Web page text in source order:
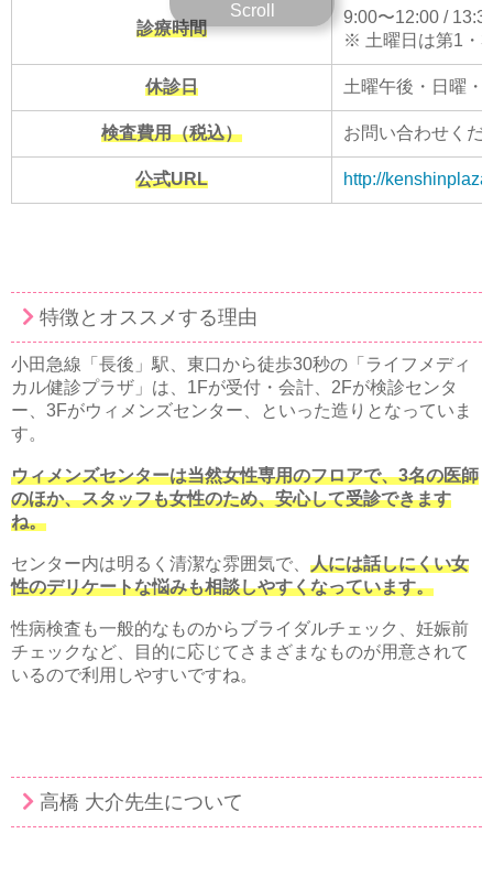
診療時間
9:00〜12:00 /
※ 土曜日は第1・
休診日 土曜午後・日曜・
検査費用（税込） お問い合わせくだ
公式URL http://
Scroll
特徴とオススメする理由
小田急線「長後」駅、東口から徒歩30秒の「ライフメディ
カル健診プラザ」は、1Fが受付・会計、2Fが検診センタ
ー、3Fがウィメンズセンター、といった造りとなっていま
す。
ウィメンズセンターは当然女性専用のフロアで、3名の医師
のほか、スタッフも女性のため、安心して受診できます
ね。
センター内は明るく清潔な雰囲気で、 人には話しにくい女
性のデリケートな悩みも相談しやすくなっています。
性病検査も一般的なものからブライダルチェック、妊娠前
チェックなど、目的に応じてさまざまなものが用意されて
いるので利用しやすいですね。
高橋 大介先生について